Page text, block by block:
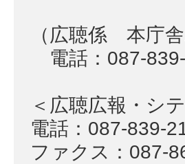
（広聴係 本庁
電話：087-
＜広聴広報・
電話：087-839-
ファクス：087-